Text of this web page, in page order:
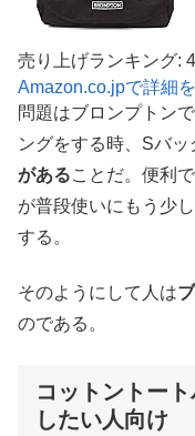
売り上げランキング:
Amazon.co.jpで詳細
問題はブロンプトン
ングをする時、Sバッ
があることだ。便利
が普段使いにもう少
する。
そのようにして人は
のである。
コットントー
したい人向け